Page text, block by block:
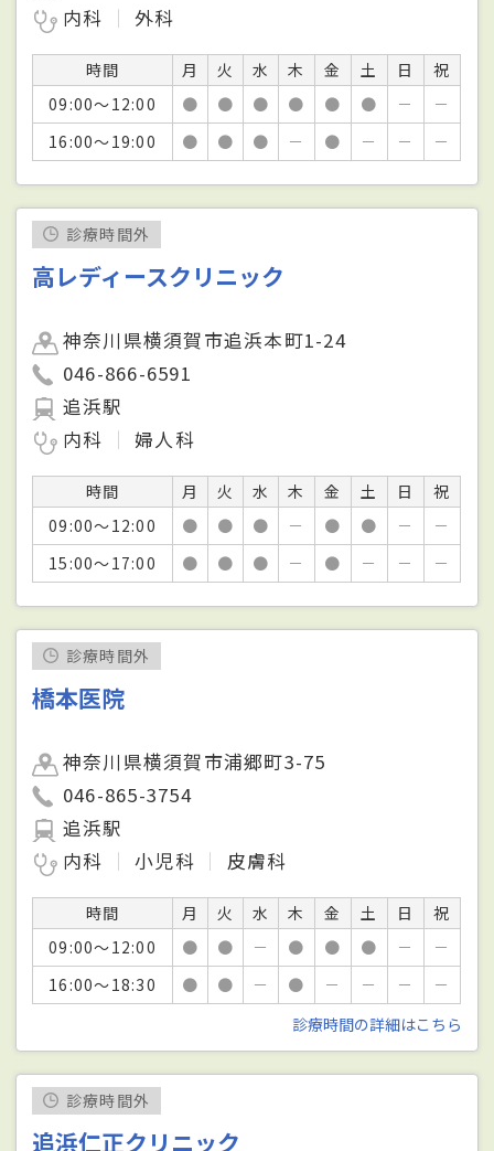
内科
外科
時間 月 火 水 木 金 土 日
祝
09:00～12:00
● ● ● ● ● ● －
－
16:00～19:00
● ● ● － ● － － －
診療時間外
高レディースクリニック
神奈川県横須賀市追浜本町1-24
046-866-6591
追浜駅
内科
婦人科
時間 月 火 水 木 金 土 日
祝
09:00～12:00
● ● ● － ● ● －
－
15:00～17:00
● ● ● － ● － － －
診療時間外
橋本医院
神奈川県横須賀市浦郷町3-75
046-865-3754
追浜駅
内科
小児科 皮膚科
時間 月 火 水 木 金 土 日
祝
09:00～12:00
● ● － ● ● ● －
－
16:00～18:30
● ● － ● － － －
－
診療時間の詳細はこちら
診療時間外
追浜仁正クリニック